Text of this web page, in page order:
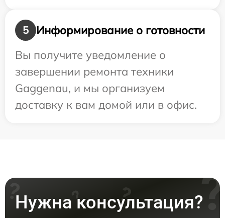
5
Информирование о готовности
Вы получите уведомление о
завершении ремонта техники
Gaggenau, и мы организуем
доставку к вам домой или в офис.
Нужна консультация?